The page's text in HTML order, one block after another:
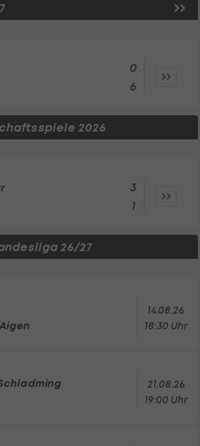
0
6
2026
3
1
26/27
14.08.26
18:30 Uhr
21.08.26
19:00 Uhr